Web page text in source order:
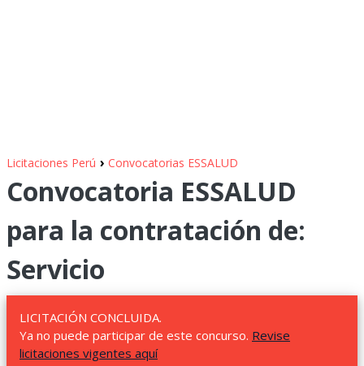
Licitaciones Perú › Convocatorias ESSALUD
Convocatoria ESSALUD
para la contratación de:
Servicio
LICITACIÓN CONCLUIDA.
Ya no puede participar de este concurso. Revise
licitaciones vigentes aquí